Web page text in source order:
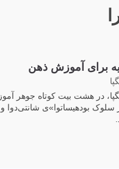
برای آموزش ذهن
در هشت بیت کوتاه جوهر
سلوک بودهیساتوا»ی شانتی‌دوا